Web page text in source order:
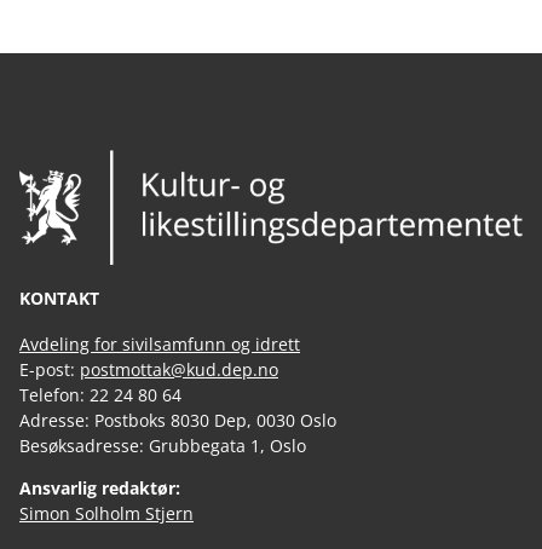
KONTAKT
Avdeling for sivilsamfunn og idrett
E-post: postmottak@kud.dep.no
Telefon: 22 24 80 64
Adresse: Postboks 8030 Dep, 0030 Oslo
Besøksadresse: Grubbegata 1, Oslo
Ansvarlig redaktør:
Simon Solholm Stjern